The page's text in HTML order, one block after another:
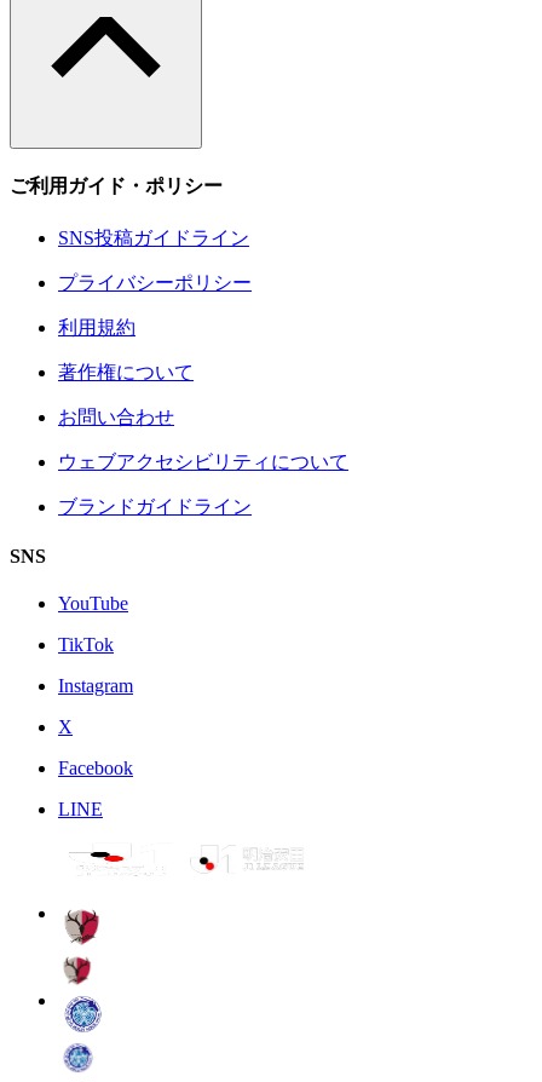
ご利用ガイド・ポリシー
SNS投稿ガイドライン
プライバシーポリシー
利用規約
著作権について
お問い合わせ
ウェブアクセシビリティについて
ブランドガイドライン
SNS
YouTube
TikTok
Instagram
X
Facebook
LINE